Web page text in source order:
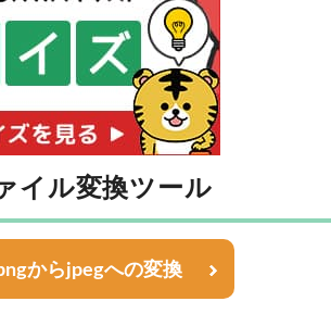
イル変換ツール
からjpegへの変換